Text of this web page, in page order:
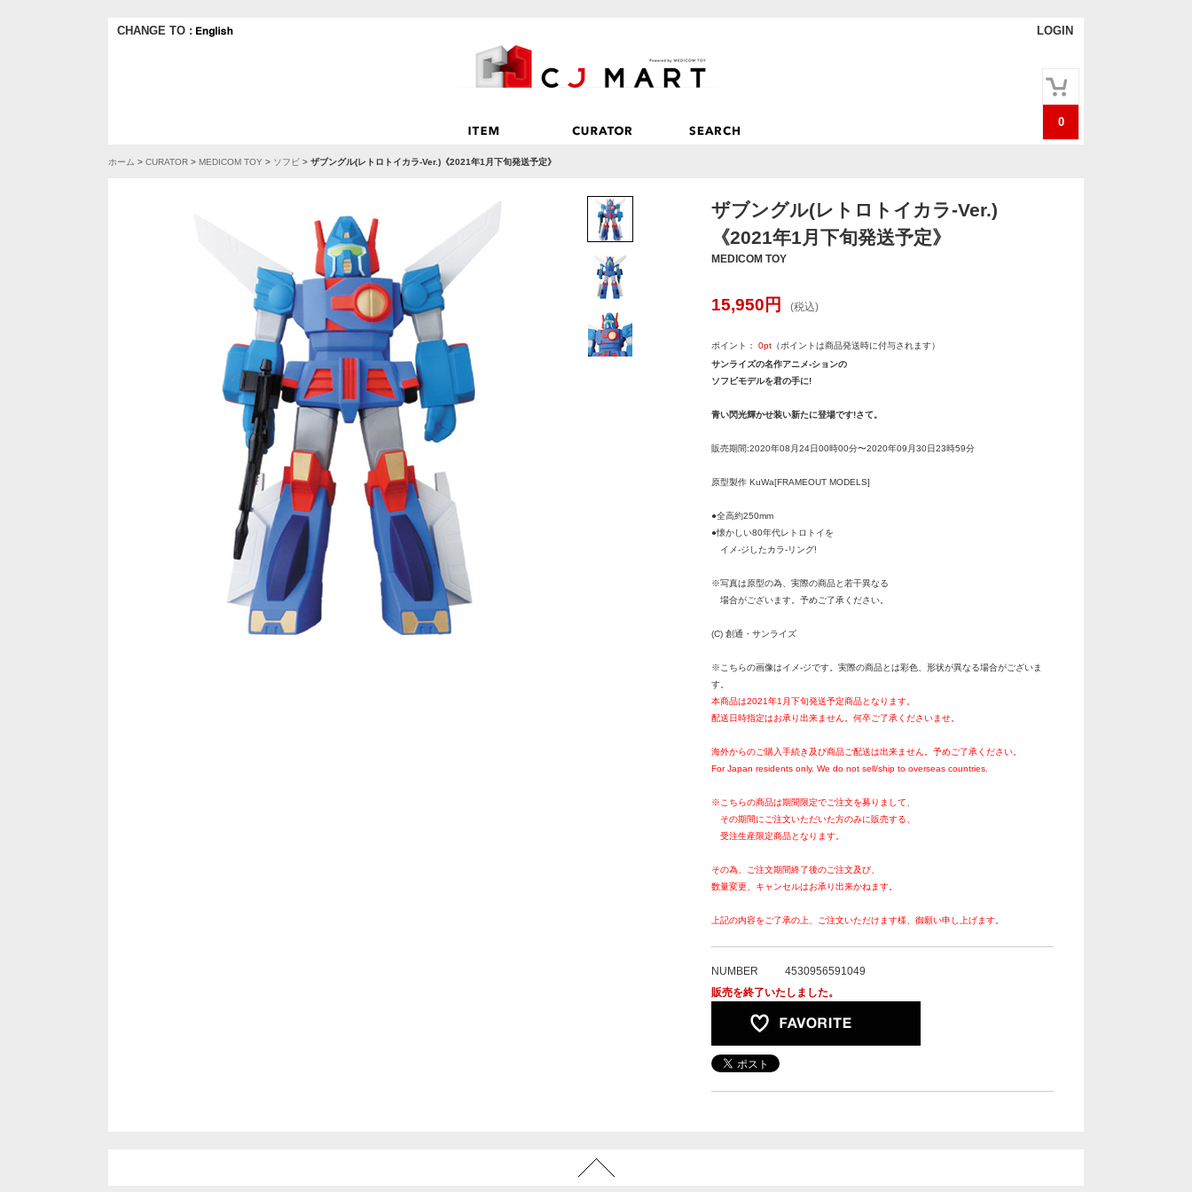
CHANGE TO : LOGIN
0
ホーム > CURATOR > MEDICOM TOY > ソフビ > ザブングル(レトロトイカラ-Ver.)《2021年1月下旬発送予定》
ザブングル(レトロトイカラ-Ver.)
《2021年1月下旬発送予定》
MEDICOM TOY
15,950 円 (税込)
ポイント： 0pt （ポイントは商品発送時に付与されます）
サンライズの名作アニメ-ションの
ソフビモデルを君の手に!
青い閃光輝かせ装い新たに登場です!さて。
販売期間:2020年08月24日00時00分〜2020年09月30日23時59分
原型製作 KuWa[FRAMEOUT MODELS]
●全高約250mm
●懐かしい80年代レトロトイを
イメ-ジしたカラ-リング!
※写真は原型の為、実際の商品と若干異なる
場合がございます。予めご了承ください。
(C) 創通・サンライズ
※こちらの画像はイメ-ジです。実際の商品とは彩色、形状が異なる場合がございま
す。
本商品は2021年1月下旬発送予定商品となります。
配送日時指定はお承り出来ません。何卒ご了承くださいませ。
海外からのご購入手続き及び商品ご配送は出来ません。予めご了承ください。
For Japan residents only. We do not sell/ship to overseas countries.
※こちらの商品は期間限定でご注文を募りまして、
その期間にご注文いただいた方のみに販売する、
受注生産限定商品となります。
その為、ご注文期間終了後のご注文及び、
数量変更、キャンセルはお承り出来かねます。
上記の内容をご了承の上、ご注文いただけます様、御願い申し上げます。
NUMBER
4530956591049
販売を終了いたしました。